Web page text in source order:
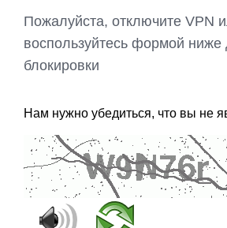
Пожалуйста, отключите VPN
воспользуйтесь формой ниже
блокировки
Нам нужно убедиться, что вы не